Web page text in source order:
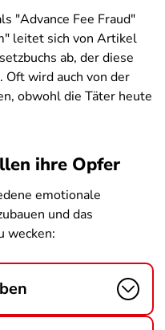
"Advance Fee Fraud"
leitet sich von Artikel
ab, der diese
wird auch von der
obwohl die Täter heute
ihre Opfer
emotionale
und das
wecken: